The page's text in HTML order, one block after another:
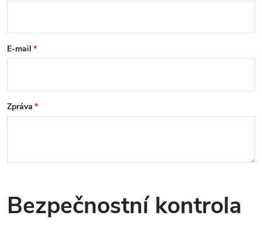
E-mail
Zpráva
Bezpečnostní kontrola